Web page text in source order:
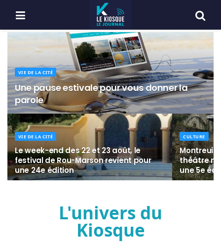
VIE DE LA CITÉ
Une pause estivale pour vous donner la
parole
VIE DE LA CITÉ
Le week-end des 22 et 23 août, le
festival de Rou-Marson revient pour
une 24e édition
CULTURE
Montreuil-
théâtre
une 5e
L'univers du
Kiosque